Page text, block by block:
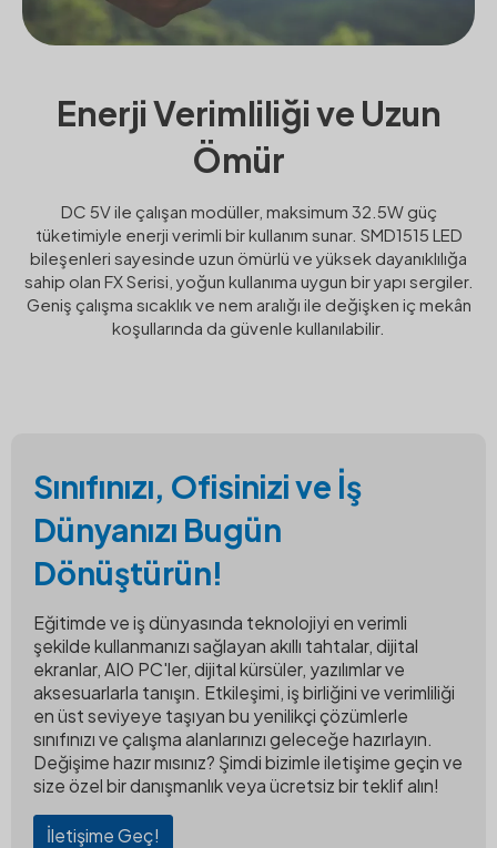
Enerji Verimliliği ve Uzun
Ömür
DC 5V ile çalışan modüller, maksimum 32.5W güç
tüketimiyle enerji verimli bir kullanım sunar. SMD1515 LED
bileşenleri sayesinde uzun ömürlü ve yüksek dayanıklılığa
sahip olan FX Serisi, yoğun kullanıma uygun bir yapı sergiler.
Geniş çalışma sıcaklık ve nem aralığı ile değişken iç mekân
koşullarında da güvenle kullanılabilir.
Sınıfınızı, Ofisinizi ve İş
Dünyanızı Bugün
Dönüştürün!
Eğitimde ve iş dünyasında teknolojiyi en verimli
şekilde kullanmanızı sağlayan akıllı tahtalar, dijital
ekranlar, AIO PC'ler, dijital kürsüler, yazılımlar ve
aksesuarlarla tanışın. Etkileşimi, iş birliğini ve verimliliği
en üst seviyeye taşıyan bu yenilikçi çözümlerle
sınıfınızı ve çalışma alanlarınızı geleceğe hazırlayın.
Değişime hazır mısınız? Şimdi bizimle iletişime geçin ve
size özel bir danışmanlık veya ücretsiz bir teklif alın!
İletişime Geç!